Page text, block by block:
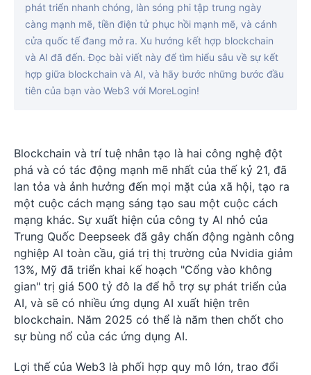
phát triển nhanh chóng, làn sóng phi tập trung ngày
càng mạnh mẽ, tiền điện tử phục hồi mạnh mẽ, và cánh
cửa quốc tế đang mở ra. Xu hướng kết hợp blockchain
và AI đã đến. Đọc bài viết này để tìm hiểu sâu về sự kết
hợp giữa blockchain và AI, và hãy bước những bước đầu
tiên của bạn vào Web3 với MoreLogin!
Blockchain và trí tuệ nhân tạo là hai công nghệ đột
phá và có tác động mạnh mẽ nhất của thế kỷ 21, đã
lan tỏa và ảnh hưởng đến mọi mặt của xã hội, tạo ra
một cuộc cách mạng sáng tạo sau một cuộc cách
mạng khác. Sự xuất hiện của công ty AI nhỏ của
Trung Quốc Deepseek đã gây chấn động ngành công
nghiệp AI toàn cầu, giá trị thị trường của Nvidia giảm
13%, Mỹ đã triển khai kế hoạch "Cổng vào không
gian" trị giá 500 tỷ đô la để hỗ trợ sự phát triển của
AI, và sẽ có nhiều ứng dụng AI xuất hiện trên
blockchain. Năm 2025 có thể là năm then chốt cho
sự bùng nổ của các ứng dụng AI.
Lợi thế của Web3 là phối hợp quy mô lớn, trao đổi